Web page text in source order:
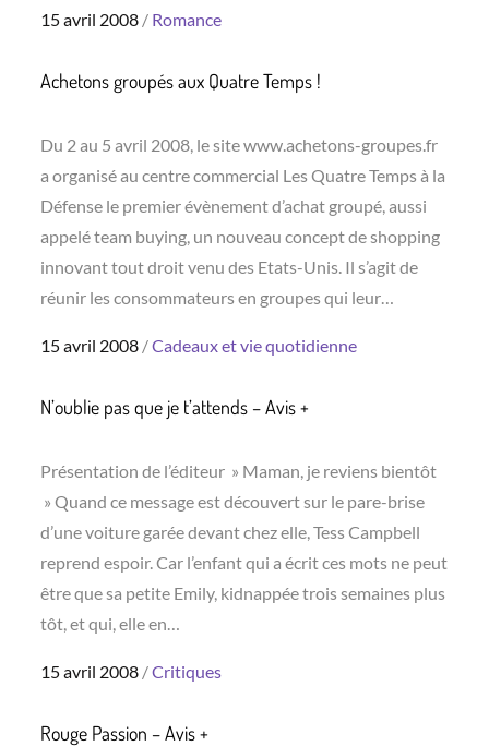
Posted
15 avril 2008 Romance
Achetons groupés aux Quatre Temps !
Du 2 au 5 avril 2008, le site www.achetons-groupes.fr
a organisé au centre commercial Les Quatre Temps à la
Défense le premier évènement d’achat groupé, aussi
appelé team buying, un nouveau concept de shopping
innovant tout droit venu des Etats-Unis. Il s’agit de
réunir les consommateurs en groupes qui leur…
Posted
15 avril 2008 Cadeaux et vie quotidienne
N’oublie pas que je t’attends – Avis +
Présentation de l’éditeur » Maman, je reviens bientôt
» Quand ce message est découvert sur le pare-brise
d’une voiture garée devant chez elle, Tess Campbell
reprend espoir. Car l’enfant qui a écrit ces mots ne peut
être que sa petite Emily, kidnappée trois semaines plus
tôt, et qui, elle en…
Posted
15 avril 2008 Critiques
Rouge Passion – Avis +